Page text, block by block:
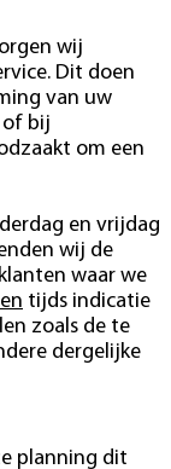
wij
Dit doen
van uw
of bij
om een
en vrijdag
wij de
waar we
tijds indicatie
zoals de te
dergelijke
planning dit